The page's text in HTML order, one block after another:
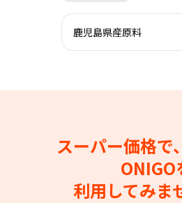
鹿児島県産原料
スーパー価格で
ONIGO
利用してみま